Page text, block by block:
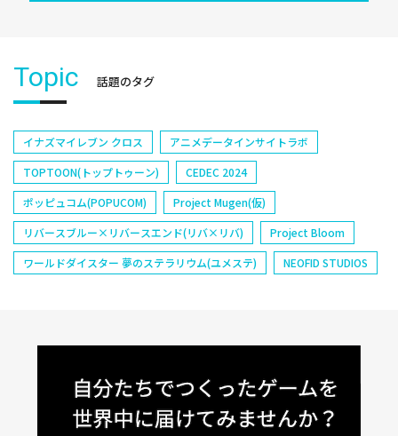
Topic 話題のタグ
イナズマイレブン クロス
アニメデータインサイトラボ
TOPTOON(トップトゥーン)
CEDEC 2024
ポッピュコム(POPUCOM)
Project Mugen(仮)
リバースブルー×リバースエンド(リバ×リバ)
Project Bloom
ワールドダイスター 夢のステラリウム(ユメステ)
NEOFID STUDIOS